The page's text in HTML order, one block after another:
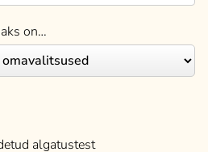
on…
algatustest